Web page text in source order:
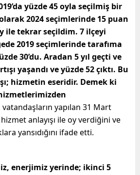
yüzde 45 oyla seçilmiş bir
2024 seçimlerinde 15 puan
ile tekrar seçildim. 7 ilçeyi
2019 seçimlerinde tarafıma
30’du. Aradan 5 yıl geçti ve
yaşandı ve yüzde 52 çıktı. Bu
hizmetin eseridir. Demek ki
yapılan 31 Mart
anlayışı ile oy verdiğini ve
yansıdığını ifade etti.
enerjimiz yerinde; ikinci 5